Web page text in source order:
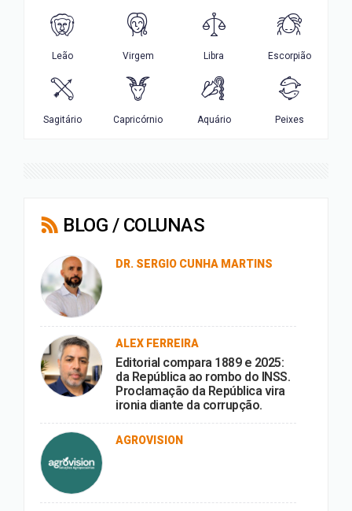
BLOG / COLUNAS
DR. SERGIO CUNHA MARTINS
ALEX FERREIRA
Editorial compara 1889 e 2025:
da República ao rombo do INSS.
Proclamação da República vira
ironia diante da corrupção.
AGROVISION